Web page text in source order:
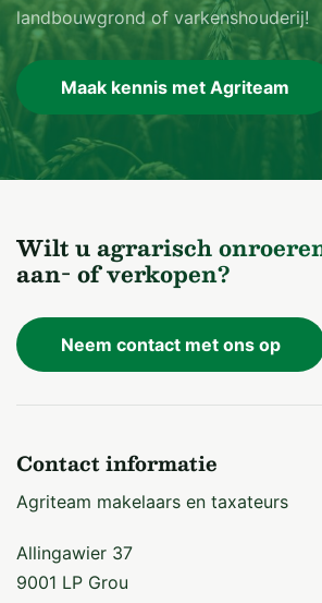
landbouwgrond of varkenshouderij!
Maak kennis met Agriteam
Wilt u agrarisch
aan- of verkopen?
Neem contact met ons op
Contact informatie
Agriteam makelaars en taxateurs
Allingawier 37
9001 LP Grou